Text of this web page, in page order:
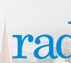
contenido